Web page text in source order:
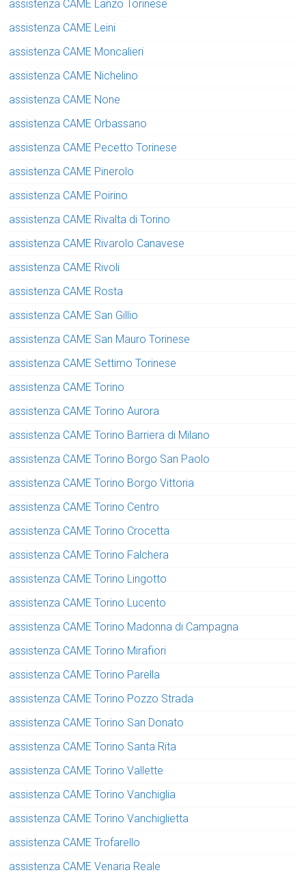
assistenza CAME Lanzo Torinese
assistenza CAME Leini
assistenza CAME Moncalieri
assistenza CAME Nichelino
assistenza CAME None
assistenza CAME Orbassano
assistenza CAME Pecetto Torinese
assistenza CAME Pinerolo
assistenza CAME Poirino
assistenza CAME Rivalta di Torino
assistenza CAME Rivarolo Canavese
assistenza CAME Rivoli
assistenza CAME Rosta
assistenza CAME San Gillio
assistenza CAME San Mauro Torinese
assistenza CAME Settimo Torinese
assistenza CAME Torino
assistenza CAME Torino Aurora
assistenza CAME Torino Barriera di Milano
assistenza CAME Torino Borgo San Paolo
assistenza CAME Torino Borgo Vittoria
assistenza CAME Torino Centro
assistenza CAME Torino Crocetta
assistenza CAME Torino Falchera
assistenza CAME Torino Lingotto
assistenza CAME Torino Lucento
assistenza CAME Torino Madonna di Campagna
assistenza CAME Torino Mirafiori
assistenza CAME Torino Parella
assistenza CAME Torino Pozzo Strada
assistenza CAME Torino San Donato
assistenza CAME Torino Santa Rita
assistenza CAME Torino Vallette
assistenza CAME Torino Vanchiglia
assistenza CAME Torino Vanchiglietta
assistenza CAME Trofarello
assistenza CAME Venaria Reale